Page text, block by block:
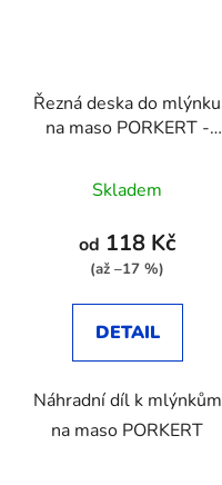
Řezná deska do mlýnku
na maso PORKERT -
hodnocení
produktu
je
z
Skladem
od 118 Kč
(až –17 %)
DETAIL
Náhradní díl k mlýnkům
na maso PORKERT